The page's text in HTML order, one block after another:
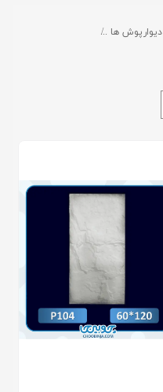
دیوارپوش ها